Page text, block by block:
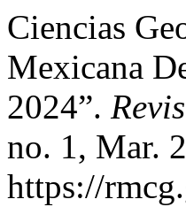
Ciencias
Mexicana
2024”.
no. 1, Mar.
https://